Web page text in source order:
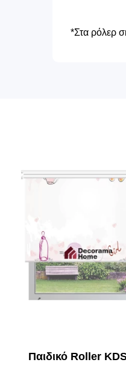
*Στα ρόλερ
Παιδικό Roller